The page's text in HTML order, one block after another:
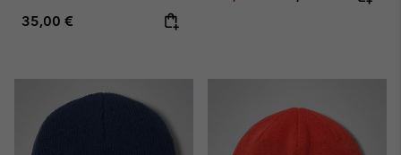
Regular price:
35,00 €